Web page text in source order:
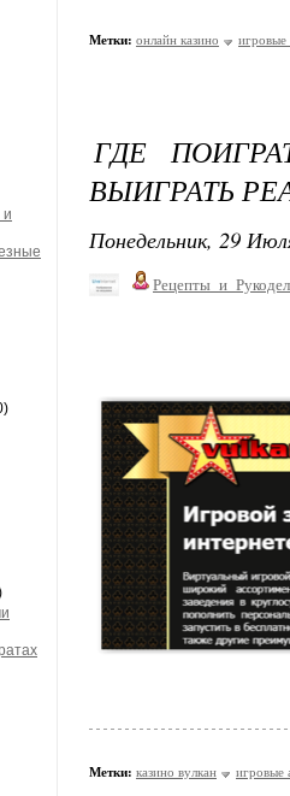
Метки: онлайн казино игровые
ГДЕ
ВЫИГРАТЬ
Понедельник, 29
Метки: казино вулкан игровые